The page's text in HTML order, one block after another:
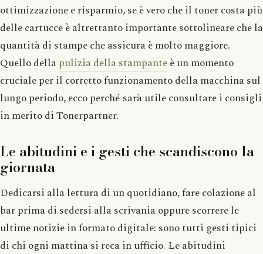
ottimizzazione e risparmio, se è vero che il toner costa più
delle cartucce è altrettanto importante sottolineare che la
quantità di stampe che assicura è molto maggiore.
Quello dellapulizia della stampanteè un momento
cruciale per il corretto funzionamento della macchina sul
lungo periodo, ecco perché sarà utile consultare i consigli
in merito di Tonerpartner.
Le abitudini e i gesti che scandiscono la
giornata
Dedicarsi alla lettura di un quotidiano, fare colazione al
bar prima di sedersi alla scrivania oppure scorrere le
ultime notizie in formato digitale: sono tutti gesti tipici
di chi ogni mattina si reca in ufficio. Le abitudini